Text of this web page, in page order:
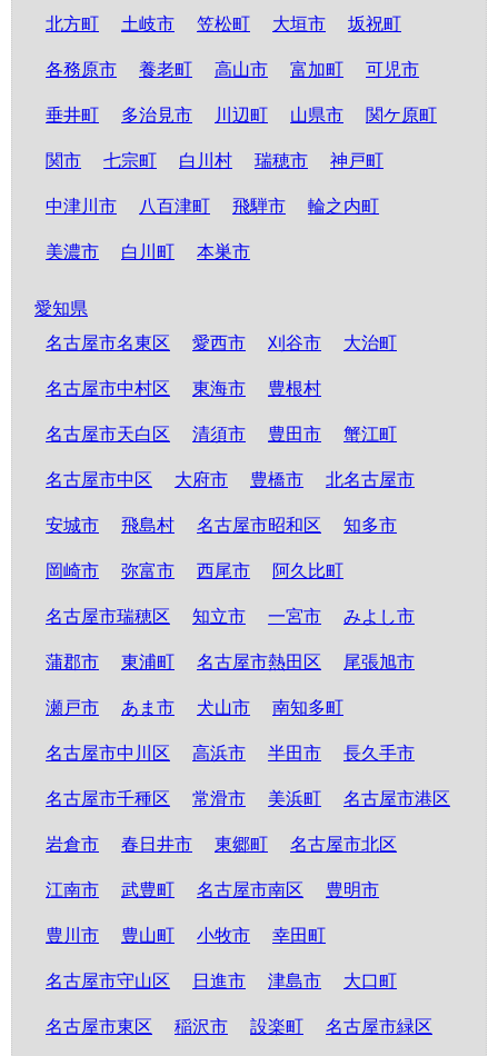
北方町 土岐市 笠松町 大垣市 坂祝町
各務原市 養老町 高山市 富加町 可児市
垂井町 多治見市 川辺町 山県市 関ケ原町
関市 七宗町 白川村 瑞穂市 神戸町
中津川市 八百津町 飛騨市 輪之内町
美濃市 白川町 本巣市
愛知県
名古屋市名東区
愛西市 刈谷市 大治町
名古屋市中村区 東海市 豊根村
名古屋市天白区 清須市 豊田市 蟹江町
名古屋市中区 大府市 豊橋市 北名古屋市
安城市 飛島村 名古屋市昭和区 知多市
岡崎市 弥富市 西尾市 阿久比町
名古屋市瑞穂区 知立市 一宮市 みよし市
蒲郡市 東浦町 名古屋市熱田区 尾張旭市
瀬戸市 あま市 犬山市 南知多町
名古屋市中川区 高浜市 半田市 長久手市
名古屋市千種区 常滑市 美浜町 名古屋市港区
岩倉市 春日井市 東郷町 名古屋市北区
江南市 武豊町 名古屋市南区 豊明市
豊川市 豊山町 小牧市 幸田町
名古屋市守山区 日進市 津島市 大口町
名古屋市東区 稲沢市 設楽町 名古屋市緑区